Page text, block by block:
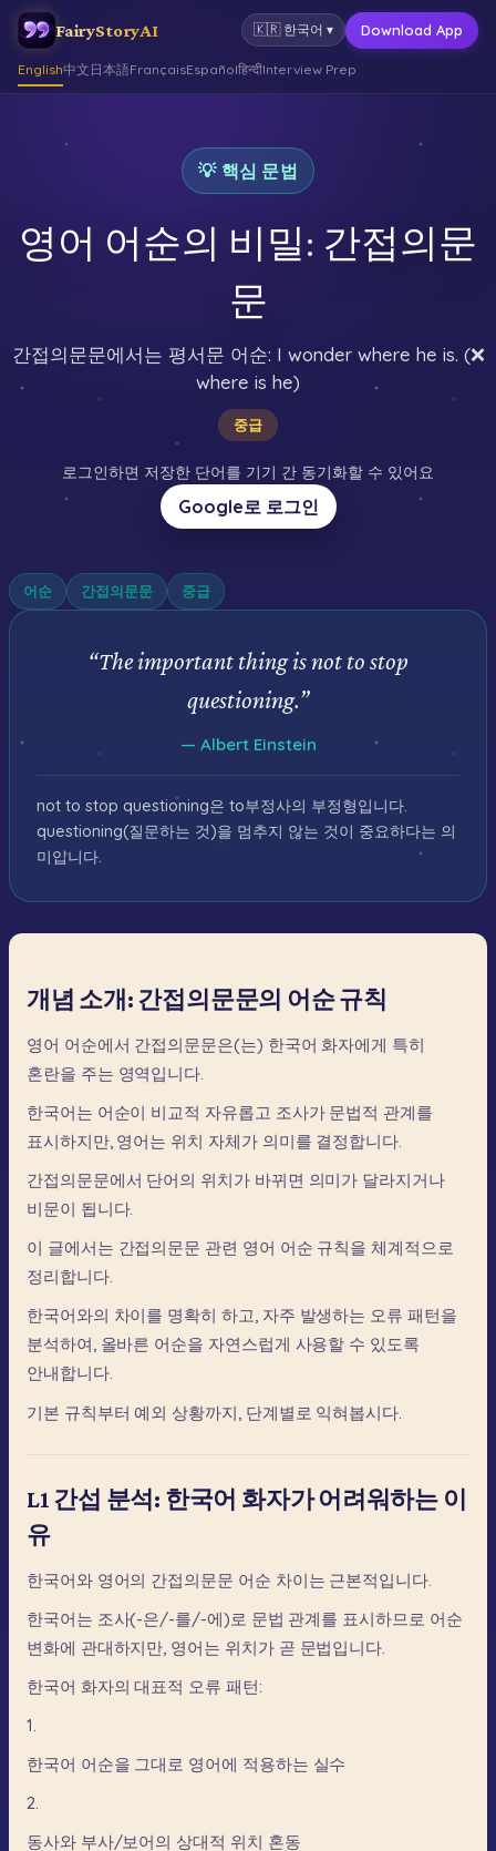
FairyStoryAI 🇰🇷 한국어 ▾ Download App
English中文 日本語FrançaisEspañolहिन्दीInterview Prep
💡 핵심 문법
영어 어순의 비밀: 간접의문
문
간접의문문에서는 평서문 어순: I wonder where he is. (❌
where is he)
중급
로그인하면 저장한 단어를 기기 간 동기화할 수 있어요
Google로 로그인
어순 간접의문문 중급
“The important thing is not to stop
questioning.”
— Albert Einstein
not to stop questioning은 to부정사의 부정형입니다.
questioning(질문하는 것)을 멈추지 않는 것이 중요하다는 의
미입니다.
개념 소개: 간접의문문의 어순 규칙
영어 어순에서 간접의문문은(는) 한국어 화자에게 특히
혼란을 주는 영역입니다.
한국어는 어순이 비교적 자유롭고 조사가 문법적 관계를
표시하지만, 영어는 위치 자체가 의미를 결정합니다.
간접의문문에서 단어의 위치가 바뀌면 의미가 달라지거나
비문이 됩니다.
이 글에서는 간접의문문 관련 영어 어순 규칙을 체계적으로
정리합니다.
한국어와의 차이를 명확히 하고, 자주 발생하는 오류 패턴을
분석하여, 올바른 어순을 자연스럽게 사용할 수 있도록
안내합니다.
기본 규칙부터 예외 상황까지, 단계별로 익혀봅시다.
L1 간섭 분석: 한국어 화자가 어려워하는 이
유
한국어와 영어의 간접의문문 어순 차이는 근본적입니다.
한국어는 조사(-은/-를/-에)로 문법 관계를 표시하므로 어순
변화에 관대하지만, 영어는 위치가 곧 문법입니다.
한국어 화자의 대표적 오류 패턴:
1.
한국어 어순을 그대로 영어에 적용하는 실수
2.
동사와 부사/보어의 상대적 위치 혼동